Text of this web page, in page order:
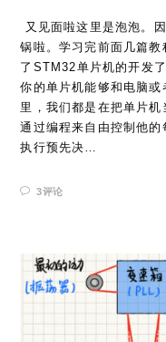
又见面啦这里是泡泡。
锅啦。学习完前面几篇
了STM32单片机的开发
你的单片机能够和电脑
里，我们都是在把单片
通过编程来自由控制他的
执行预先决…
3评论